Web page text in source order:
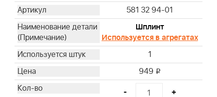
581 32 94-01
Шплинт
Используется в агрегатах
1
949 i
- +